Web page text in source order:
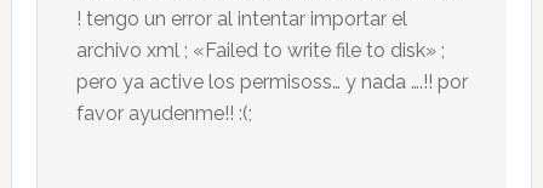
! tengo un error al intentar importar el
archivo xml ; «Failed to write file to disk» ;
pero ya active los permisoss… y nada ….!! por
favor ayudenme!! :(;